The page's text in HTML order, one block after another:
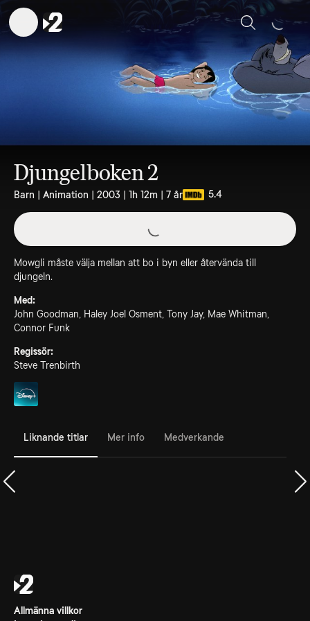
Sök
Djungelboken 2
Barn | Animation | 2003 | 1h 12m | 7 år 5.4
Mowgli måste välja mellan att bo i byn eller återvända till
djungeln.
Med:
John Goodman, Haley Joel Osment, Tony Jay, Mae Whitman,
Connor Funk
Regissör:
Steve Trenbirth
Liknande titlar Mer info Medverkande
Allmänna villkor